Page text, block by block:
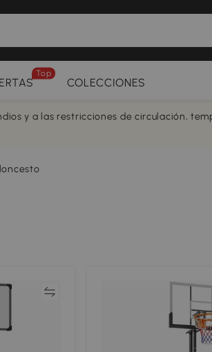
Top
COLECCIONES
y a las restricciones de circulación,